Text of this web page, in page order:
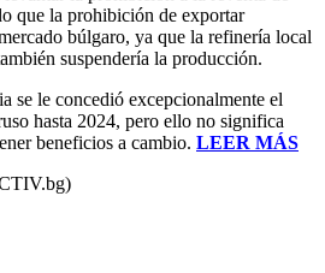
que la prohibición de exportar
búlgaro, ya que la refinería local
suspendería la producción.
se le concedió excepcionalmente el
hasta 2024, pero ello no significa
beneficios a cambio. LEER MÁS